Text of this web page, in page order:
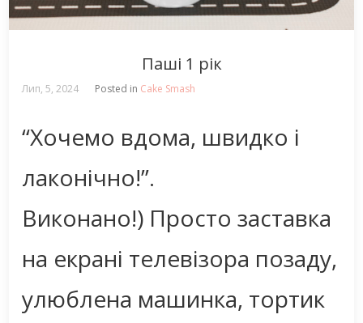
Паші 1 рік
Лип, 5, 2024 Posted in Cake Smash
“Хочемо вдома, швидко і
лаконічно!”.
Виконано!) Просто заставка
на екрані телевізора позаду,
улюблена машинка, тортик